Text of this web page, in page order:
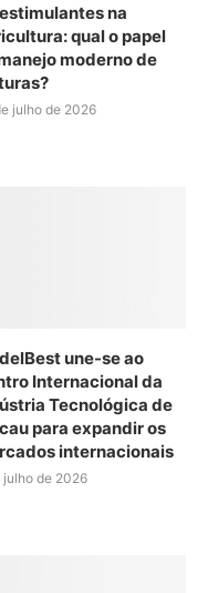
na
qual o papel
moderno de
julho de 2026
une-se ao
Internacional da
Tecnológica de
para expandir os
internacionais
julho de 2026